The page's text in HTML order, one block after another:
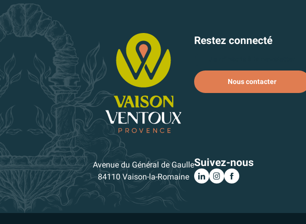
Avenue du Général de Gaulle
84110 Vaison-la-Romaine
Restez connecté
Nous contacter
Suivez-nous